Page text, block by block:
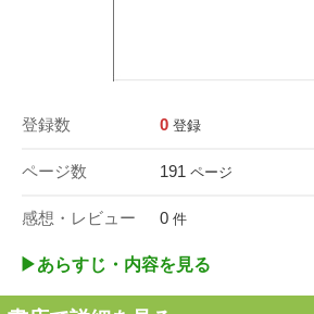
登録数 0 登録
ページ数 191 ページ
感想・レビュー 0 件
▶︎あらすじ・内容を見る